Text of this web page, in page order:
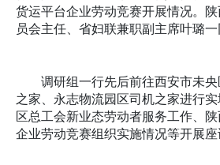
货运平台企业劳动竞赛开展情况。
员会主任、省妇联兼职副主席叶璐一
调研组一行先后前往西安市未央
之家、永志物流园区司机之家进行
区总工会新业态劳动者服务工作、
企业劳动竞赛组织实施情况等开展座